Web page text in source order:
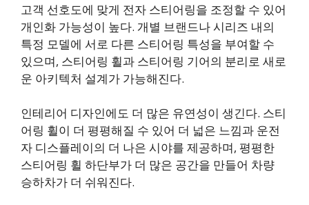
고객 선호도에 맞게 전자 스티어링을 조정할 수 있어
개인화 가능성이 높다. 개별 브랜드나 시리즈 내의
특정 모델에 서로 다른 스티어링 특성을 부여할 수
있으며, 스티어링 휠과 스티어링 기어의 분리로 새로
운 아키텍처 설계가 가능해진다.
인테리어 디자인에도 더 많은 유연성이 생긴다. 스티
어링 휠이 더 평평해질 수 있어 더 넓은 느낌과 운전
자 디스플레이의 더 나은 시야를 제공하며, 평평한
스티어링 휠 하단부가 더 많은 공간을 만들어 차량
승하차가 더 쉬워진다.